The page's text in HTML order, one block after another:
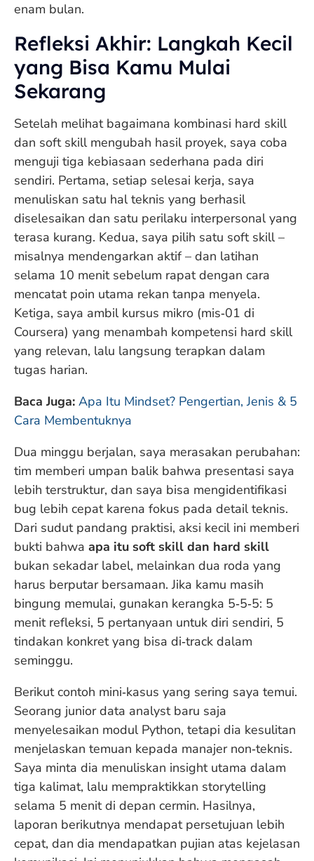
enam bulan.
Refleksi Akhir: Langkah Kecil
yang Bisa Kamu Mulai
Sekarang
Setelah melihat bagaimana kombinasi hard skill
dan soft skill mengubah hasil proyek, saya coba
menguji tiga kebiasaan sederhana pada diri
sendiri. Pertama, setiap selesai kerja, saya
menuliskan satu hal teknis yang berhasil
diselesaikan dan satu perilaku interpersonal yang
terasa kurang. Kedua, saya pilih satu soft skill –
misalnya mendengarkan aktif – dan latihan
selama 10 menit sebelum rapat dengan cara
mencatat poin utama rekan tanpa menyela.
Ketiga, saya ambil kursus mikro (mis‑01 di
Coursera) yang menambah kompetensi hard skill
yang relevan, lalu langsung terapkan dalam
tugas harian.
Baca Juga: Apa Itu Mindset? Pengertian, Jenis & 5
Cara Membentuknya
Dua minggu berjalan, saya merasakan perubahan:
tim memberi umpan balik bahwa presentasi saya
lebih terstruktur, dan saya bisa mengidentifikasi
bug lebih cepat karena fokus pada detail teknis.
Dari sudut pandang praktisi, aksi kecil ini memberi
bukti bahwa apa itu soft skill dan hard skill
bukan sekadar label, melainkan dua roda yang
harus berputar bersamaan. Jika kamu masih
bingung memulai, gunakan kerangka 5‑5‑5: 5
menit refleksi, 5 pertanyaan untuk diri sendiri, 5
tindakan konkret yang bisa di‑track dalam
seminggu.
Berikut contoh mini‑kasus yang sering saya temui.
Seorang junior data analyst baru saja
menyelesaikan modul Python, tetapi dia kesulitan
menjelaskan temuan kepada manajer non‑teknis.
Saya minta dia menuliskan insight utama dalam
tiga kalimat, lalu mempraktikkan storytelling
selama 5 menit di depan cermin. Hasilnya,
laporan berikutnya mendapat persetujuan lebih
cepat, dan dia mendapatkan pujian atas kejelasan